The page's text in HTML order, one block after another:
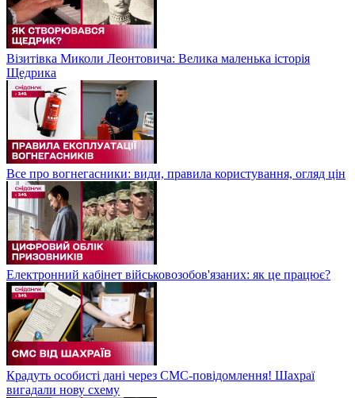
Візитівка Миколи Леонтовича: Велика маленька історія
Щедрика
Все про вогнегасники: види, правила користування, огляд цін
Електронний кабінет військовозобов'язаних: як це працює?
Крадуть особисті дані через СМС-повідомлення! Шахраї
вигадали нову схему